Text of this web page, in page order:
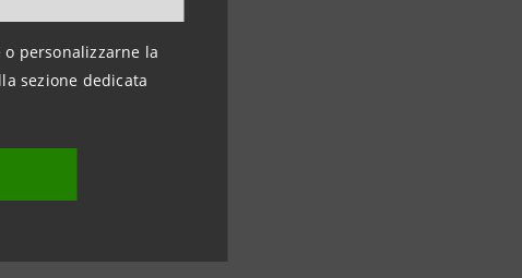
personalizzarne la
sezione dedicata